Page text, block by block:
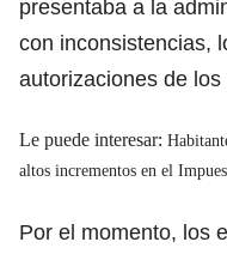
presentaba a la
con inconsistencias,
autorizaciones de los
Le puede interesar:
altos incrementos en el
Por el momento, los